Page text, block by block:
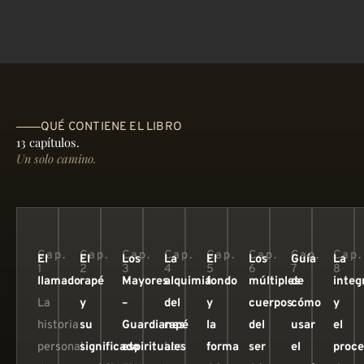
QUÉ CONTIENE EL LIBRO
13 capítulos.
Un solo camino.
Cap.
1
El
llamado
La
historia
personal
Cap.
2
El
rapé
y
su
significado
Cap.
3
Los
Mayores
–
Guardianes
espirituales
Cap.
4
La
alquimia
del
rapé
Los
Cap.
5
El
fondo
y
la
forma
Cap.
6
Los
múltiples
cuerpos
del
ser
Cap.
7
Guía
de
cómo
usar
el
Cap.
8
La
y
el